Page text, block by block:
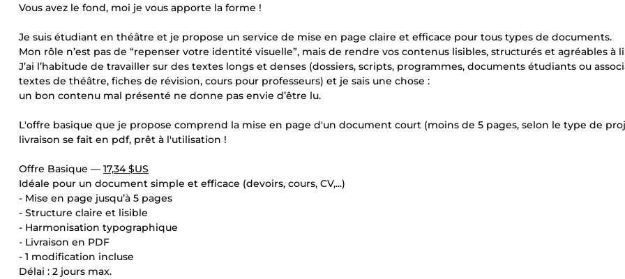
Vous avez le fond, moi je vous apporte la forme !
Je suis étudiant en théâtre et je propose un service de mise en page claire et efficace pour tous types de documents.
Mon rôle n’est pas de “repenser votre identité visuelle”, mais de rendre vos contenus lisibles, structurés et agréables à
J’ai l’habitude de travailler sur des textes longs et denses (dossiers, scripts, programmes, documents étudiants ou
textes de théâtre, fiches de révision, cours pour professeurs) et je sais une chose :
un bon contenu mal présenté ne donne pas envie d’être lu.
L'offre basique que je propose comprend la mise en page d'un document court (moins de 5 pages, selon le type de
livraison se fait en pdf, prêt à l'utilisation !
Offre Basique — 17,34 $US
Idéale pour un document simple et efficace (devoirs, cours, CV,...)
- Mise en page jusqu’à 5 pages
- Structure claire et lisible
- Harmonisation typographique
- Livraison en PDF
- 1 modification incluse
Délai : 2 jours max.